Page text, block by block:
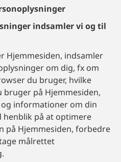
indsamler vi og til
Hjemmesiden, indsamler
om dig, fx om
du bruger, hvilke
bruger på Hjemmesiden,
og informationer om din
henblik på at optimere
på Hjemmesiden, forbedre
målrettet